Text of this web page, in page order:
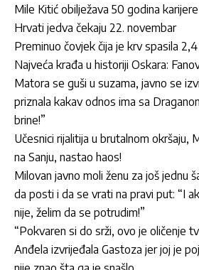
Mile Kitić obilježava 50 godina
Hrvati jedva čekaju 22. novembar
Preminuo čovjek čija je krv spasila
Najveća krađa u historiji Oskara:
Matora se guši u suzama, javno se
priznala kakav odnos ima sa
brine!”
Učesnici rijalitija u brutalnom okršaju,
na Sanju, nastao haos!
Milovan javno moli ženu za još jednu
da posti i da se vrati na pravi put: “I
nije, želim da se potrudim!”
“Pokvaren si do srži, ovo je oličenje
Anđela izvrijeđala Gastoza jer joj je